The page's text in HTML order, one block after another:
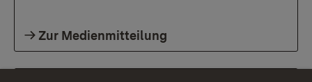
Zur Medienmitteilung